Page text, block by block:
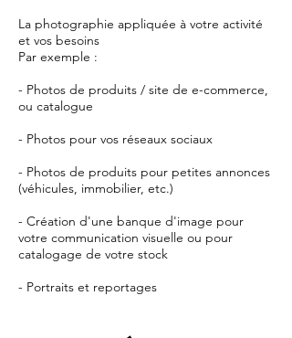
La photographie appliquée à votre activité
et vos besoins
Par exemple :
- Photos de produits / site de e-commerce,
ou catalogue
- Photos pour vos réseaux sociaux
- Photos de produits pour petites annonces
(véhicules, immobilier, etc.)
- Création d'une banque d'image pour
votre communication visuelle ou pour
catalogage de votre stock
- Portraits et reportages